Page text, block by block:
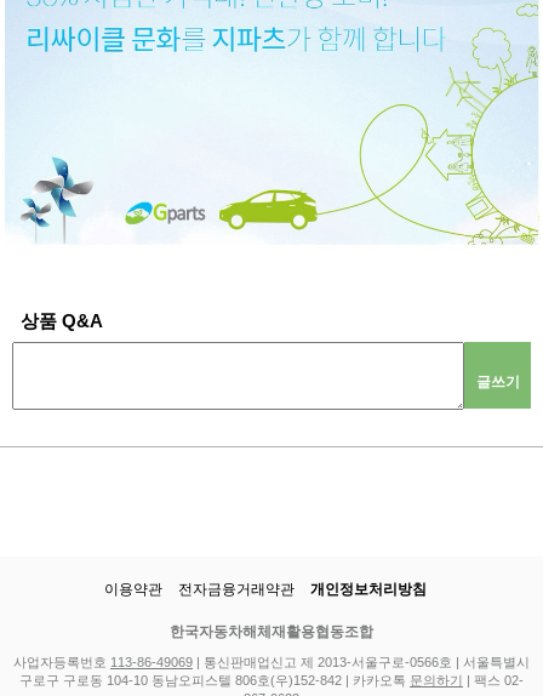
상품 Q&A
글쓰기
이용약관 전자금융거래약관 개인정보처리방침
한국자동차해체재활용협동조합
사업자등록번호 113-86-49069 | 통신판매업신고 제 2013-서울구로-0566호 | 서울특별시
구로구 구로동 104-10 동남오피스텔 806호(우)152-842 | 카카오톡 문의하기
| 팩스 02-